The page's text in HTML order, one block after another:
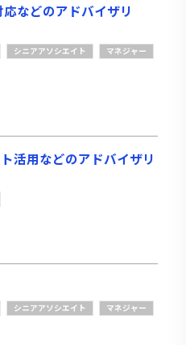
などのアドバイザリ
シニアアソシエイト
マネジャー
活用などのアドバイザリ
シニアアソシエイト
マネジャー